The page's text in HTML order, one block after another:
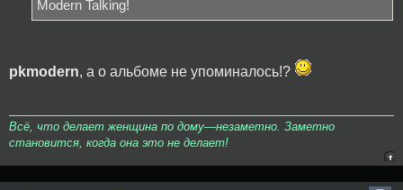
Modern Talking!
pkmodern, а о альбоме не упоминалось!?
Всё, что делает женщина по дому—незаметно. Заметно
становится, когда она это не делает!